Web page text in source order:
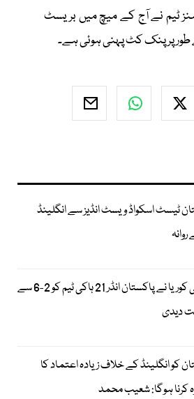
ٹیم نے آج کے میچ میں بریسٹ
پر پنک کٹ پہنی ہوئی ہے۔
ٹیسٹ اسکواڈ ویسٹ انڈیز سے انگلینڈ
جنوبی کوریا نے پاکستان انڈر 21 ہاکی ٹیم کو 2-6 سے
دیدی
کو انگلینڈ کے خلاف زیادہ اعتماد کا
کرنا ہوگا: شعیب محمد